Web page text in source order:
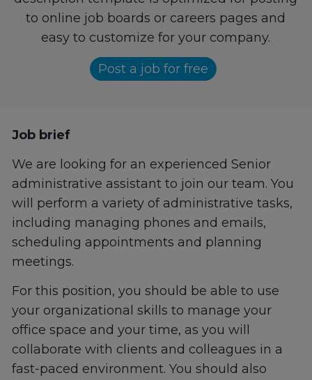
to online job boards or careers pages and
easy to customize for your company.
Post a job for free
Job brief
We are looking for an experienced Senior
administrative assistant to join our team. You
will perform a variety of administrative tasks,
including managing phones and emails,
scheduling appointments and planning
meetings.
For this position, you should be able to use
your organizational skills to manage your
office space and your time, as you will
collaborate with clients and colleagues in a
fast-paced environment. You should also